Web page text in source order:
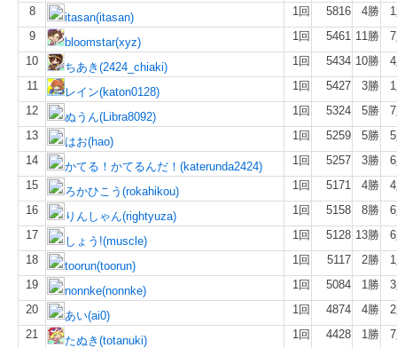
8
itasan(itasan) 1回 5816 4勝
9
bloomstar(xyz) 1回 5461 11勝
10
ちあき(2424_chiaki) 1回 5434 10勝
11
レイン(katon0128) 1回 5427 3勝
12
ぬうん(Libra8092) 1回 5324 5勝
13
はお(hao) 1回 5259 5勝
14
かてる！かてるんだ！(katerunda2424) 1回 5257 3勝
15
ろかひこう(rokahikou) 1回 5171 4勝
16
りんしゃん(rightyuza) 1回 5158 8勝
17
しょう!(muscle) 1回 5128 13勝
18
toorun(toorun) 1回 5117 2勝
19
nonnke(nonnke) 1回 5084 1勝
20
あい(ai0) 1回 4874 4勝
21
たぬき(totanuki) 1回 4428 1勝